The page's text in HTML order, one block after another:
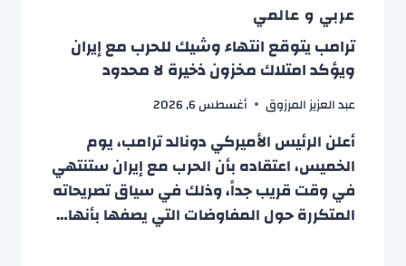
عربي و عالمي
ترامب يتوقع انتهاء وشيك للحرب مع إيران
ويؤكد امتلاك مخزون ذخيرة لا محدود
عبد العزيز المرزوق أغسطس 6, 2026
أعلن الرئيس الأميركي دونالد ترامب، يوم
الخميس، اعتقاده بأن الحرب مع إيران ستنتهي
في وقت قريب جداً، وذلك في سياق تصريحاته
المتكررة حول المفاوضات التي يصفها بأنها…